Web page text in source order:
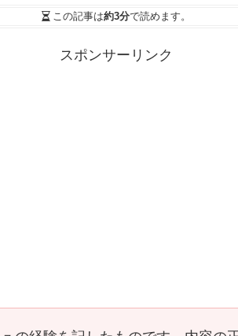
この記事は約3分で読めます。
スポンサーリンク